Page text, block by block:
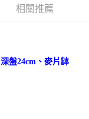
相關推薦
深盤24cm 、麥片缽